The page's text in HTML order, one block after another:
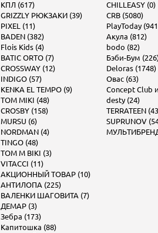
КПЛ (617)
GRIZZLY РЮКЗАКИ (39)
PIXEL (11)
BADEN (382)
Flois Kids (4)
BATIC ORTO (7)
CROSSWAY (12)
INDIGO (57)
KENKA EL TEMPO (9)
TOM MIKI (48)
CROSBY (158)
MURSU (6)
NORDMAN (4)
TINGO (48)
TOM M BIKI (3)
VITACCI (11)
АКЦИОННЫЙ ТОВАР (10)
АНТИЛОПА (225)
ВАЛЕНКИ ШАГОВИТА (7)
ДЕМАР (3)
Зебра (173)
Капитошка (88)
CHILLEASY (0)
CRB (5080)
PlayToday
Акула (812)
bodo (82)
Бэби-Бум
Deloras (1748)
Овас (63)
Concept Club
desty (24)
TERRATEEN
SUPRUNOV